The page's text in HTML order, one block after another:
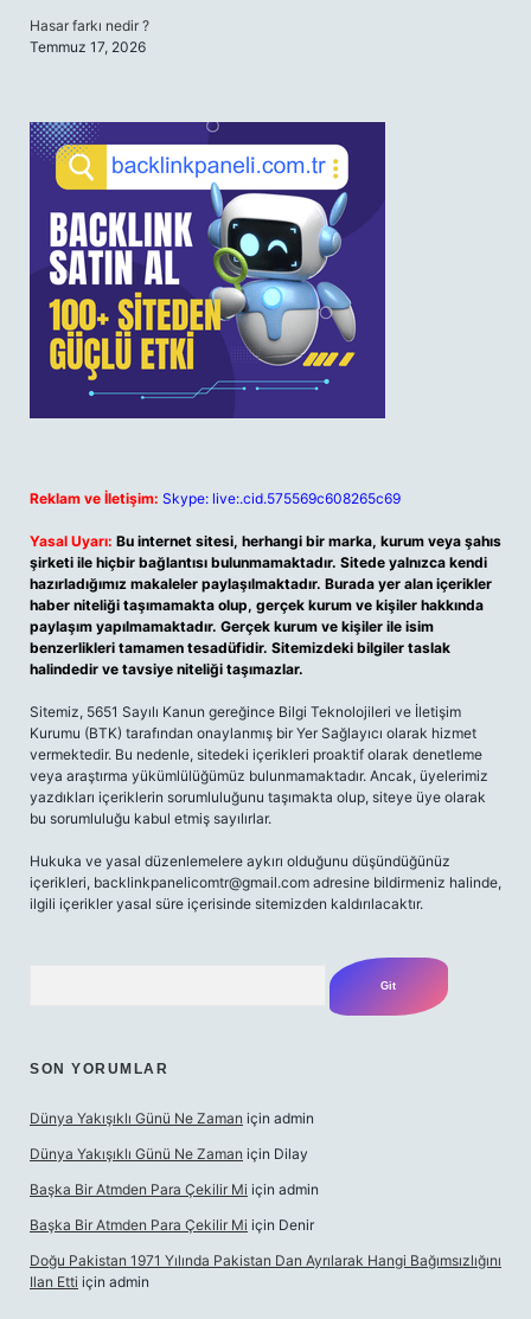
Hasar farkı nedir ?
Temmuz 17, 2026
Reklam ve İletişim: Skype: live:.cid.575569c608265c69
Yasal Uyarı: Bu internet sitesi, herhangi bir marka, kurum veya şahıs
şirketi ile hiçbir bağlantısı bulunmamaktadır. Sitede yalnızca kendi
hazırladığımız makaleler paylaşılmaktadır. Burada yer alan içerikler
haber niteliği taşımamakta olup, gerçek kurum ve kişiler hakkında
paylaşım yapılmamaktadır. Gerçek kurum ve kişiler ile isim
benzerlikleri tamamen tesadüfidir. Sitemizdeki bilgiler taslak
halindedir ve tavsiye niteliği taşımazlar.
Sitemiz, 5651 Sayılı Kanun gereğince Bilgi Teknolojileri ve İletişim
Kurumu (BTK) tarafından onaylanmış bir Yer Sağlayıcı olarak hizmet
vermektedir. Bu nedenle, sitedeki içerikleri proaktif olarak denetleme
veya araştırma yükümlülüğümüz bulunmamaktadır. Ancak, üyelerimiz
yazdıkları içeriklerin sorumluluğunu taşımakta olup, siteye üye olarak
bu sorumluluğu kabul etmiş sayılırlar.
Hukuka ve yasal düzenlemelere aykırı olduğunu düşündüğünüz
içerikleri, backlinkpanelicomtr@gmail.com adresine bildirmeniz halinde,
ilgili içerikler yasal süre içerisinde sitemizden kaldırılacaktır.
SON YORUMLAR
Dünya Yakışıklı Günü Ne Zaman için admin
Dünya Yakışıklı Günü Ne Zaman için Dilay
Başka Bir Atmden Para Çekilir Mi için admin
Başka Bir Atmden Para Çekilir Mi için Denir
Doğu Pakistan 1971 Yılında Pakistan Dan Ayrılarak Hangi Bağımsızlığını
Ilan Etti için admin